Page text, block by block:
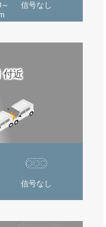
信号なし
付近
信号なし